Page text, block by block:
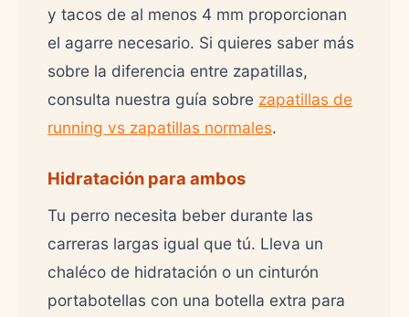
y tacos de al menos 4 mm proporcionan
el agarre necesario. Si quieres saber más
sobre la diferencia entre zapatillas,
consulta nuestra guía sobre zapatillas de
running vs zapatillas normales.
Hidratación para ambos
Tu perro necesita beber durante las
carreras largas igual que tú. Lleva un
chaléco de hidratación o un cinturón
portabotellas con una botella extra para